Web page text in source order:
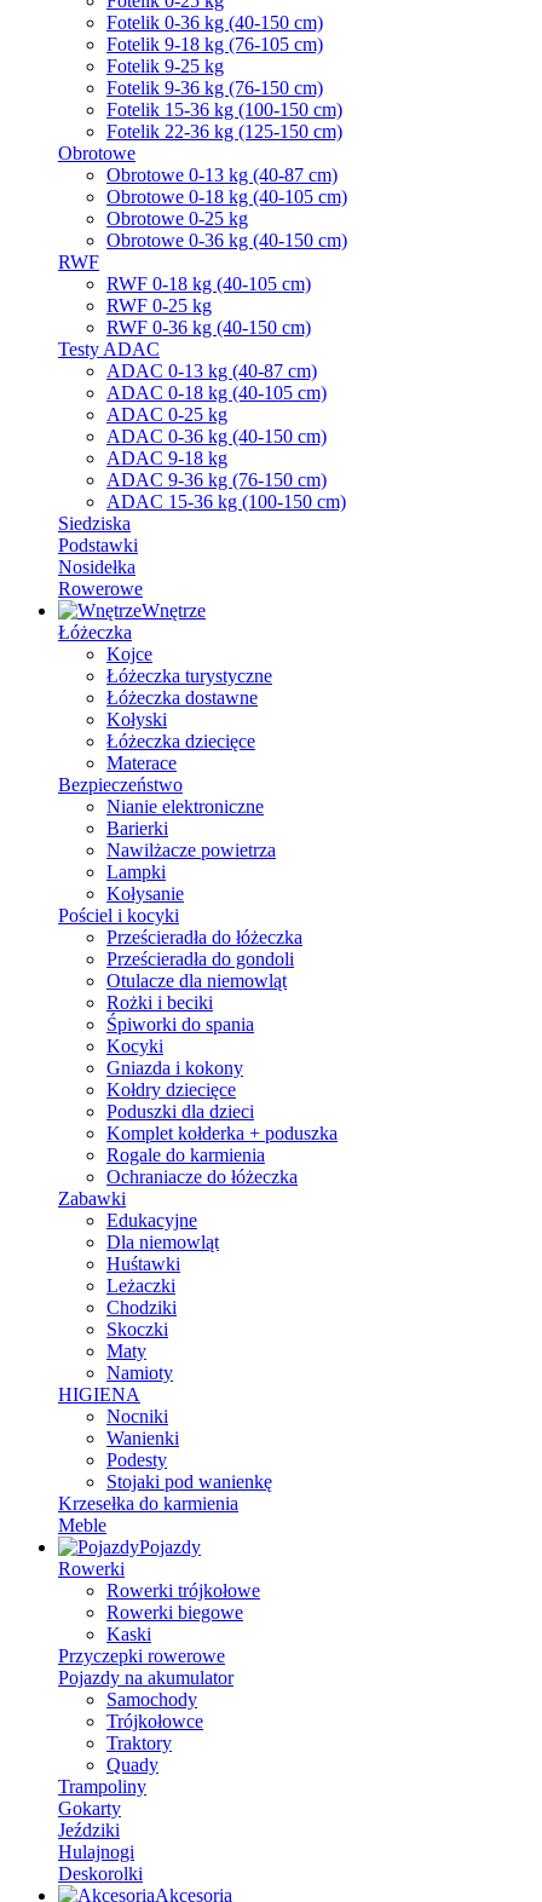
Fotelik 0-36 kg (40-150 cm)
Fotelik 9-18 kg (76-105 cm)
Fotelik 9-25 kg
Fotelik 9-36 kg (76-150 cm)
Fotelik 15-36 kg (100-150 cm)
Fotelik 22-36 kg (125-150 cm)
Obrotowe
Obrotowe 0-13 kg (40-87 cm)
Obrotowe 0-18 kg (40-105 cm)
Obrotowe 0-25 kg
Obrotowe 0-36 kg (40-150 cm)
RWF
RWF 0-18 kg (40-105 cm)
RWF 0-25 kg
RWF 0-36 kg (40-150 cm)
Testy ADAC
ADAC 0-13 kg (40-87 cm)
ADAC 0-18 kg (40-105 cm)
ADAC 0-25 kg
ADAC 0-36 kg (40-150 cm)
ADAC 9-18 kg
ADAC 9-36 kg (76-150 cm)
ADAC 15-36 kg (100-150 cm)
Siedziska
Podstawki
Nosidełka
Rowerowe
Wnętrze
Łóżeczka
Kojce
Łóżeczka turystyczne
Łóżeczka dostawne
Kołyski
Łóżeczka dziecięce
Materace
Bezpieczeństwo
Nianie elektroniczne
Barierki
Nawilżacze powietrza
Lampki
Kołysanie
Pościel i kocyki
Prześcieradła do łóżeczka
Prześcieradła do gondoli
Otulacze dla niemowląt
Rożki i beciki
Śpiworki do spania
Kocyki
Gniazda i kokony
Kołdry dziecięce
Poduszki dla dzieci
Komplet kołderka + poduszka
Rogale do karmienia
Ochraniacze do łóżeczka
Zabawki
Edukacyjne
Dla niemowląt
Huśtawki
Leżaczki
Chodziki
Skoczki
Maty
Namioty
HIGIENA
Nocniki
Wanienki
Podesty
Stojaki pod wanienkę
Krzesełka do karmienia
Meble
Pojazdy
Rowerki
Rowerki trójkołowe
Rowerki biegowe
Kaski
Przyczepki rowerowe
Pojazdy na akumulator
Samochody
Trójkołowce
Traktory
Quady
Trampoliny
Gokarty
Jeździki
Hulajnogi
Deskorolki
Akcesoria